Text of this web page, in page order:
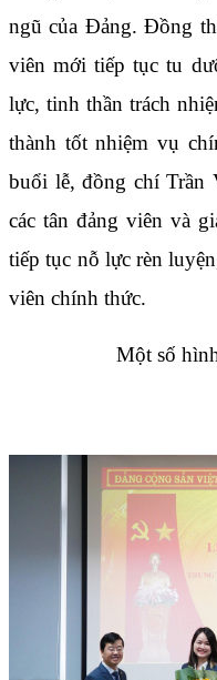
ngũ của Đảng. Đồng
viên mới tiếp tục tu
lực, tinh thần trách
thành tốt nhiệm vụ
buổi lễ, đồng chí Trần
các tân đảng viên và
tiếp tục nỗ lực rèn
viên chính thức.
Một số